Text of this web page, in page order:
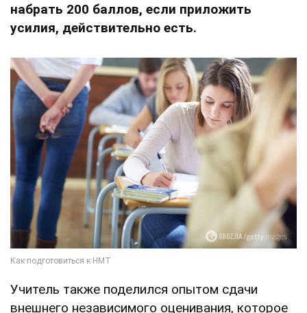
набрать 200 баллов, если приложить
усилия, действительно есть.
Учитель также поделился опытом сдачи
внешнего независимого оценивания, которое